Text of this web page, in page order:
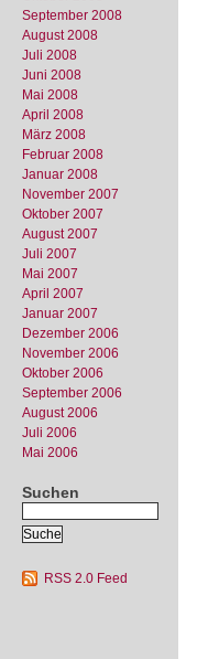
September 2008
August 2008
Juli 2008
Juni 2008
Mai 2008
April 2008
März 2008
Februar 2008
Januar 2008
November 2007
Oktober 2007
August 2007
Juli 2007
Mai 2007
April 2007
Januar 2007
Dezember 2006
November 2006
Oktober 2006
September 2006
August 2006
Juli 2006
Mai 2006
Suchen
RSS 2.0 Feed